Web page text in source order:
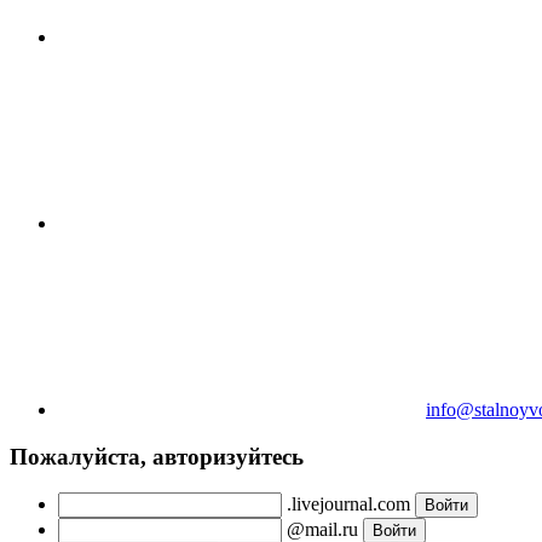
Пожалуйста, авторизуйтесь
.livejournal.com
@mail.ru